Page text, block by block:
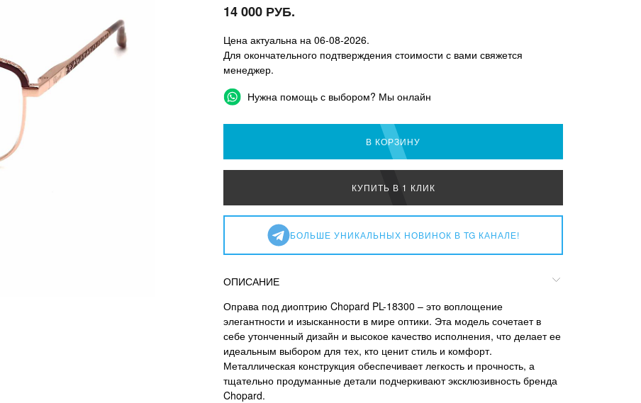
14 000 РУБ.
Цена актуальна на 06-08-2026.
Для окончательного подтверждения стоимости с вами свяжется
менеджер.
Нужна помощь с выбором? Мы онлайн
В КОРЗИНУ
КУПИТЬ В 1 КЛИК
БОЛЬШЕ УНИКАЛЬНЫХ НОВИНОК В TG КАНАЛЕ!
ОПИСАНИЕ
Оправа под диоптрию Chopard PL-18300 – это воплощение
элегантности и изысканности в мире оптики. Эта модель сочетает в
себе утонченный дизайн и высокое качество исполнения, что делает ее
идеальным выбором для тех, кто ценит стиль и комфорт.
Металлическая конструкция обеспечивает легкость и прочность, а
тщательно продуманные детали подчеркивают эксклюзивность бренда
Chopard.